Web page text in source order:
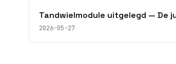
Tandwielmodule uitgelegd — De
2026-05-27